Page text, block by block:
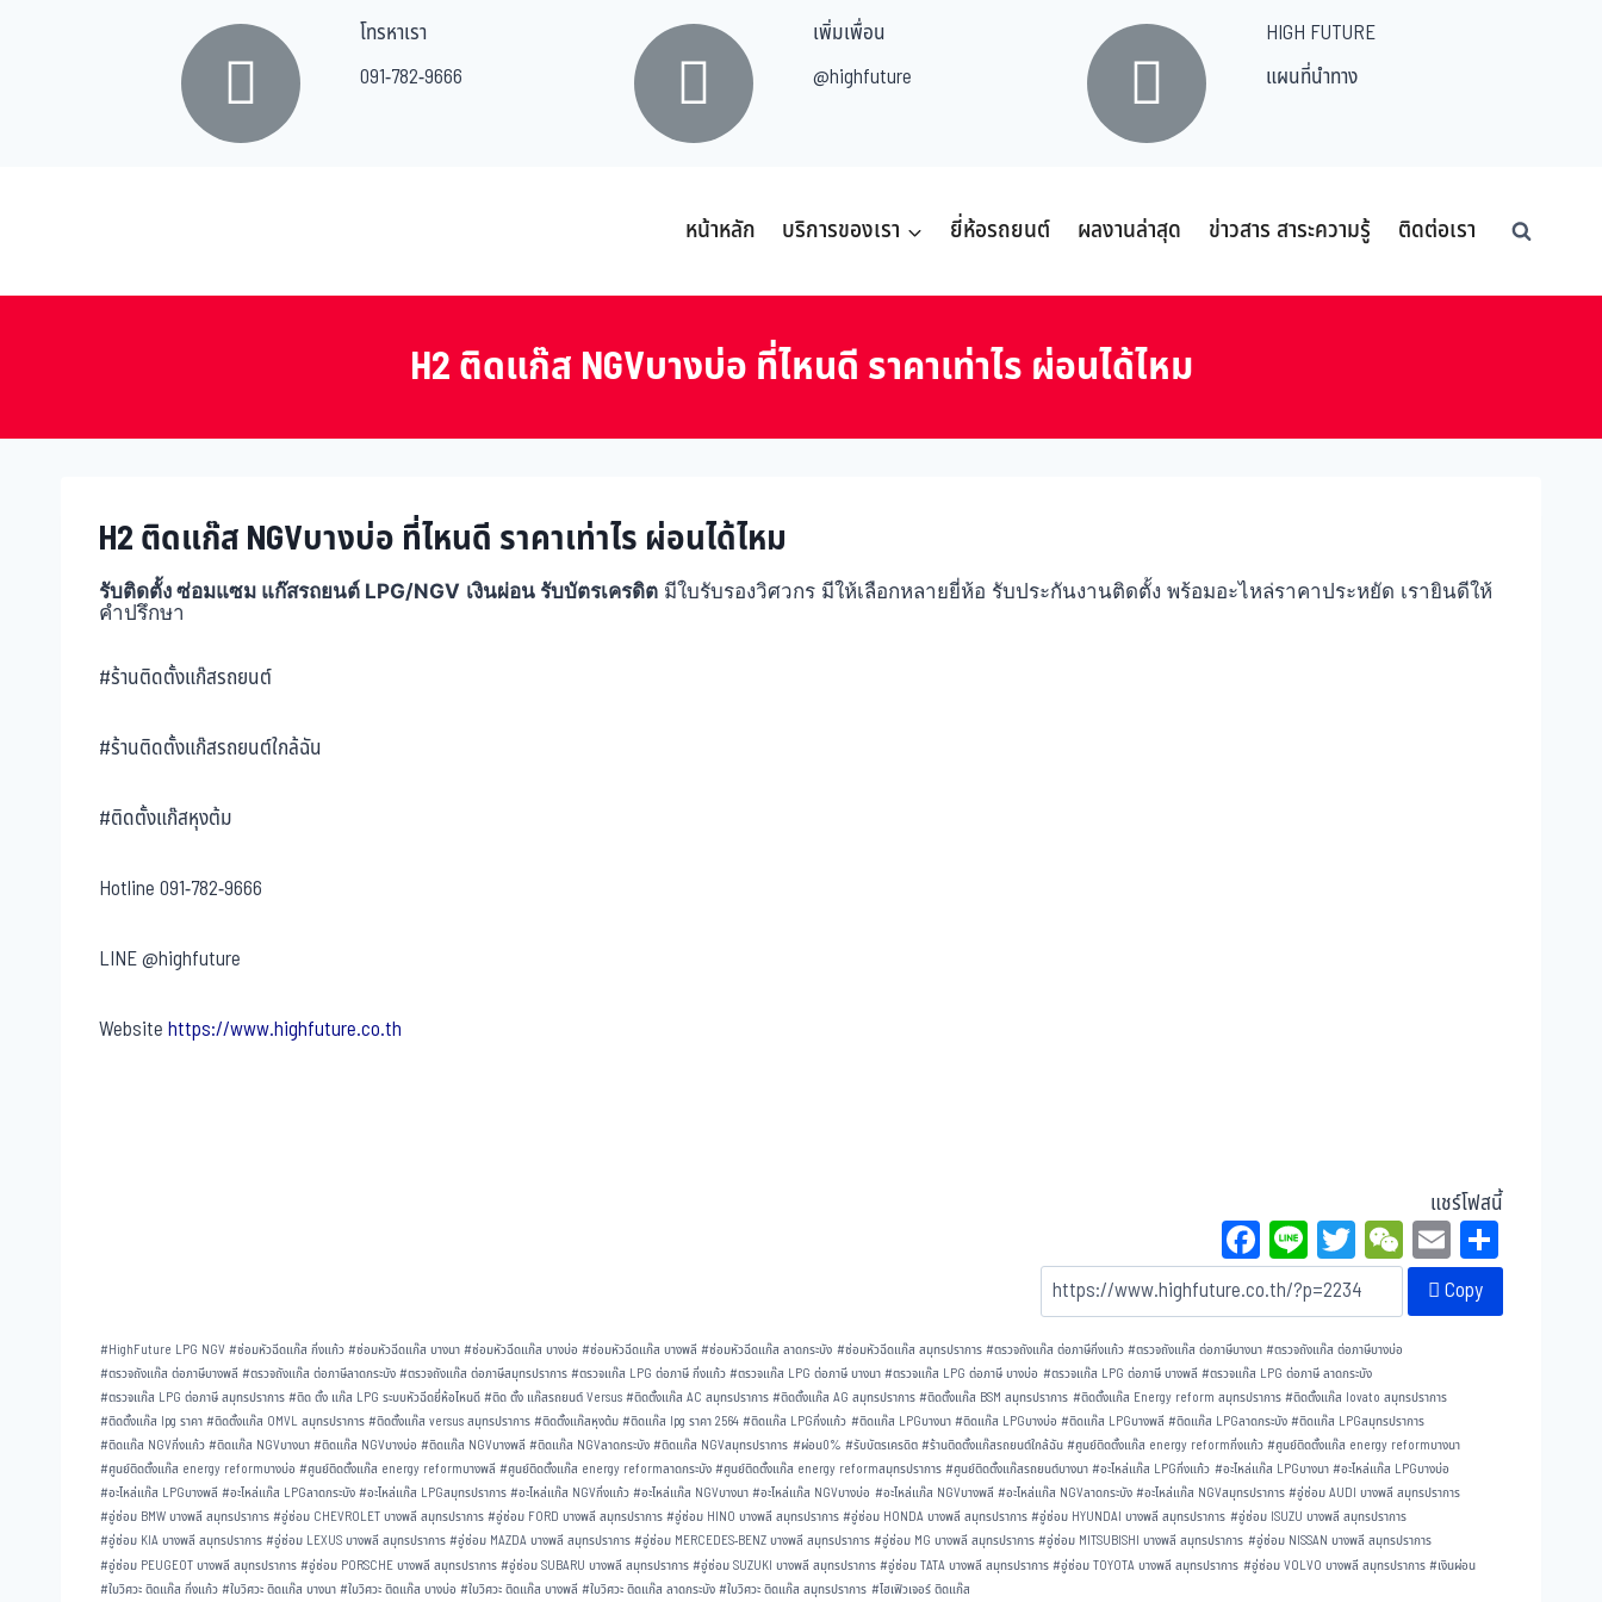
โทรหาเรา
091-782-9666
เพิ่มเพื่อน
@highfuture
HIGH FUTURE
แผนที่นำทาง
หน้าหลัก บริการของเรา ยี่ห้อรถยนต์ ผลงานล่าสุด ข่าวสาร สาระความรู้ ติดต่อเรา
H2 ติดแก๊ส NGVบางบ่อ ที่ไหนดี ราคาเท่าไร ผ่อนได้ไหม
H2 ติดแก๊ส NGVบางบ่อ ที่ไหนดี ราคาเท่าไร ผ่อนได้ไหม
รับติดตั้ง ซ่อมแซม แก๊สรถยนต์ LPG/NGV เงินผ่อน รับบัตรเครดิต มีใบรับรองวิศวกร มีให้เลือกหลายยี่ห้อ รับประกันงานติดตั้ง พร้อมอะไหล่ราคาประหยัด เรายินดีให้
คำปรึกษา
#ร้านติดตั้งแก๊สรถยนต์
#ร้านติดตั้งแก๊สรถยนต์ใกล้ฉัน
#ติดตั้งแก๊สหุงต้ม
Hotline091-782-9666
LINE@highfuture
Websitehttps://www.highfuture.co.th
แชร์โฟสนี้
Fa
ce
bo
ok
Li
ne
T
wi
tt
er
W
eC
ha
E
m
ail
Copy
#HighFuture LPG NGV#ซ่อมหัวฉีดแก๊ส กิ่งแก้ว#ซ่อมหัวฉีดแก๊ส บางนา#ซ่อมหัวฉีดแก๊ส บางบ่อ #ซ่อมหัวฉีดแก๊ส บางพลี #ซ่อมหัวฉีดแก๊ส ลาดกระบัง #ซ่อมหัวฉีดแก๊ส สมุทรปราการ #ตรวจถังแก๊ส ต่อภาษีกิ่งแก้ว#ตรวจถังแก๊ส ต่อภาษีบางนา#ตรวจถังแก๊ส ต่อภาษีบางบ่อ
#ตรวจถังแก๊ส ต่อภาษีบางพลี #ตรวจถังแก๊ส ต่อภาษีลาดกระบัง#ตรวจถังแก๊ส ต่อภาษีสมุทรปราการ#ตรวจแก๊ส LPG ต่อภาษี กิ่งแก้ว#ตรวจแก๊ส LPG ต่อภาษี บางนา #ตรวจแก๊ส LPG ต่อภาษี บางบ่อ #ตรวจแก๊ส LPG ต่อภาษี บางพลี #ตรวจแก๊ส LPG ต่อภาษี ลาดกระบัง
#ตรวจแก๊ส LPG ต่อภาษี สมุทรปราการ#ติด ตั้ง แก๊ส LPG ระบบหัวฉีดยี่ห้อไหนดี#ติด ตั้ง แก๊สรถยนต์ Versus#ติดตั้งแก๊ส AC สมุทรปราการ#ติดตั้งแก๊ส AG สมุทรปราการ #ติดตั้งแก๊ส BSM สมุทรปราการ #ติดตั้งแก๊ส Energy reform สมุทรปราการ #ติดตั้งแก๊ส lovato สมุทรปราการ
#ติดตั้งแก๊ส lpg ราคา#ติดตั้งแก๊ส OMVL สมุทรปราการ#ติดตั้งแก๊ส versus สมุทรปราการ#ติดตั้งแก๊สหุงต้ม#ติดแก๊ส lpg ราคา 2564 #ติดแก๊ส LPGกิ่งแก้ว #ติดแก๊ส LPGบางนา #ติดแก๊ส LPGบางบ่อ #ติดแก๊ส LPGบางพลี #ติดแก๊ส LPGลาดกระบัง#ติดแก๊ส LPGสมุทรปราการ
#ติดแก๊ส NGVกิ่งแก้ว#ติดแก๊ส NGVบางนา#ติดแก๊ส NGVบางบ่อ #ติดแก๊ส NGVบางพลี #ติดแก๊ส NGVลาดกระบัง #ติดแก๊ส NGVสมุทรปราการ #ผ่อน0% #รับบัตรเครดิต#ร้านติดตั้งแก๊สรถยนต์ใกล้ฉัน#ศูนย์ติดตั้งแก๊ส energy reformกิ่งแก้ว#ศูนย์ติดตั้งแก๊ส energy reformบางนา
#ศูนย์ติดตั้งแก๊ส energy reformบางบ่อ #ศูนย์ติดตั้งแก๊ส energy reformบางพลี #ศูนย์ติดตั้งแก๊ส energy reformลาดกระบัง#ศูนย์ติดตั้งแก๊ส energy reformสมุทรปราการ#ศูนย์ติดตั้งแก๊สรถยนต์บางนา #อะไหล่แก๊ส LPGกิ่งแก้ว #อะไหล่แก๊ส LPGบางนา #อะไหล่แก๊ส LPGบางบ่อ
#อะไหล่แก๊ส LPGบางพลี #อะไหล่แก๊ส LPGลาดกระบัง#อะไหล่แก๊ส LPGสมุทรปราการ#อะไหล่แก๊ส NGVกิ่งแก้ว#อะไหล่แก๊ส NGVบางนา #อะไหล่แก๊ส NGVบางบ่อ #อะไหล่แก๊ส NGVบางพลี #อะไหล่แก๊ส NGVลาดกระบัง#อะไหล่แก๊ส NGVสมุทรปราการ#อู่ซ่อม AUDI บางพลี สมุทรปราการ
#อู่ซ่อม BMW บางพลี สมุทรปราการ#อู่ซ่อม CHEVROLET บางพลี สมุทรปราการ#อู่ซ่อม FORD บางพลี สมุทรปราการ#อู่ซ่อม HINO บางพลี สมุทรปราการ#อู่ซ่อม HONDA บางพลี สมุทรปราการ #อู่ซ่อม HYUNDAI บางพลี สมุทรปราการ #อู่ซ่อม ISUZU บางพลี สมุทรปราการ
#อู่ซ่อม KIA บางพลี สมุทรปราการ#อู่ซ่อม LEXUS บางพลี สมุทรปราการ#อู่ซ่อม MAZDA บางพลี สมุทรปราการ#อู่ซ่อม MERCEDES-BENZ บางพลี สมุทรปราการ#อู่ซ่อม MG บางพลี สมุทรปราการ #อู่ซ่อม MITSUBISHI บางพลี สมุทรปราการ #อู่ซ่อม NISSAN บางพลี สมุทรปราการ
#อู่ซ่อม PEUGEOT บางพลี สมุทรปราการ#อู่ซ่อม PORSCHE บางพลี สมุทรปราการ#อู่ซ่อม SUBARU บางพลี สมุทรปราการ#อู่ซ่อม SUZUKI บางพลี สมุทรปราการ#อู่ซ่อม TATA บางพลี สมุทรปราการ #อู่ซ่อม TOYOTA บางพลี สมุทรปราการ #อู่ซ่อม VOLVO บางพลี สมุทรปราการ #เงินผ่อน
#ใบวิศวะ ติดแก๊ส กิ่งแก้ว#ใบวิศวะ ติดแก๊ส บางนา#ใบวิศวะ ติดแก๊ส บางบ่อ #ใบวิศวะ ติดแก๊ส บางพลี #ใบวิศวะ ติดแก๊ส ลาดกระบัง #ใบวิศวะ ติดแก๊ส สมุทรปราการ #ไฮเฟิวเจอร์ ติดแก๊ส